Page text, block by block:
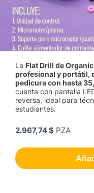
La Flat Drill de
profesional y portátil,
pedicura con hasta
cuenta con pantalla
reversa, ideal para
estudiantes.
2.967,74 $ PZA